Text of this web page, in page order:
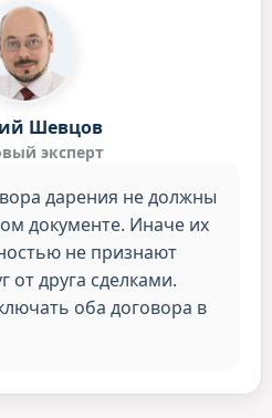
Шевцов
эксперт
дарения не должны
документе. Иначе их
не признают
от друга сделками.
оба договора в